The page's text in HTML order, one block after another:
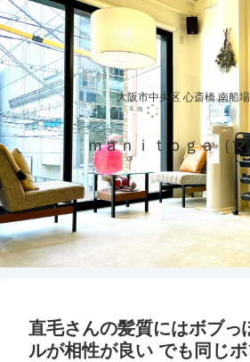
大阪市中央区 心斎橋 南船
ｍａｎｉｔｏｇａ（マ
直毛さんの髪質にはボブっ
ルが相性が良い でも同じ